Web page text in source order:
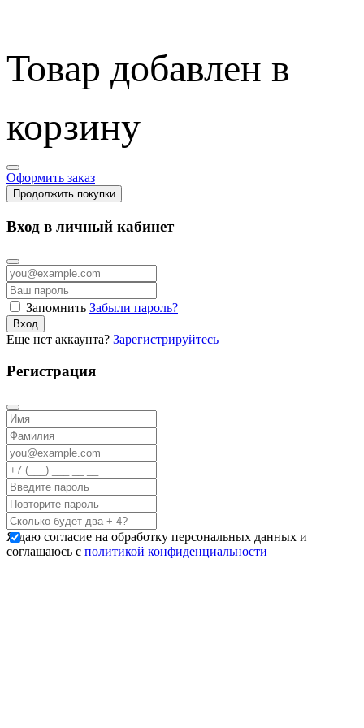
Товар добавлен в
корзину
Оформить заказ
Продолжить покупки
Вход в личный кабинет
Запомнить Забыли пароль?
Вход
Еще нет аккаунта? Зарегистрируйтесь
Регистрация
Я даю согласие на обработку персональных данных и
соглашаюсь с политикой конфиденциальности